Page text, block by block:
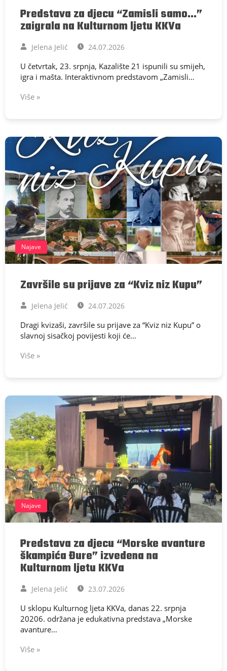
Predstava za djecu “Zamisli samo…”
zaigrala na Kulturnom ljetu KKVa
Jelena Jelić 24.07.2026
U četvrtak, 23. srpnja, Kazalište 21 ispunili su smijeh,
igra i mašta. Interaktivnom predstavom „Zamisli…
Više »
Najave
Završile su prijave za “Kviz niz Kupu”
Jelena Jelić 24.07.2026
Dragi kvizaši, završile su prijave za “Kviz niz Kupu” o
slavnoj sisačkoj povijesti koji će…
Više »
Najave
Predstava za djecu “Morske avanture
škampića Đure” izvedena na
Kulturnom ljetu KKVa
Jelena Jelić 23.07.2026
U sklopu Kulturnog ljeta KKVa, danas 22. srpnja
20206. održana je edukativna predstava „Morske
avanture…
Više »